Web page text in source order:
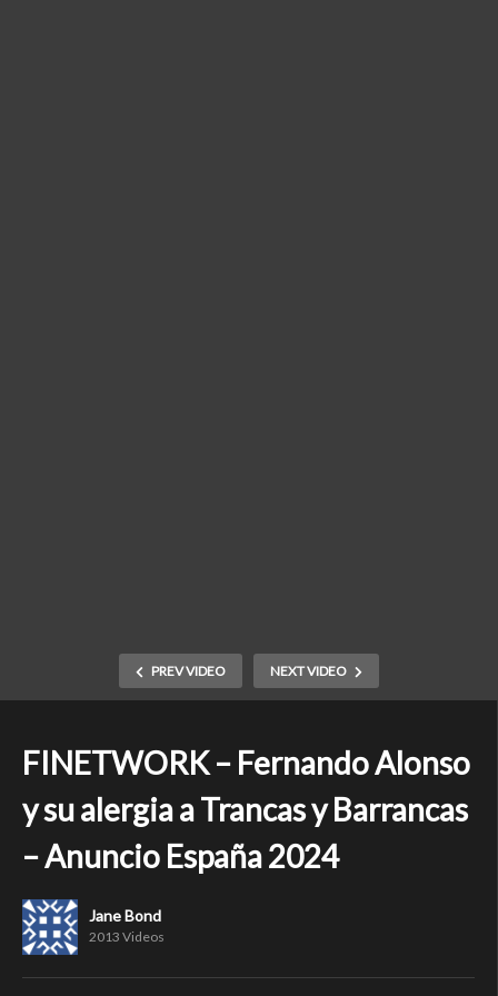
PREV VIDEO NEXT VIDEO
FINETWORK – Fernando Alonso
y su alergia a Trancas y Barrancas
– Anuncio España 2024
Jane Bond
2013 Videos